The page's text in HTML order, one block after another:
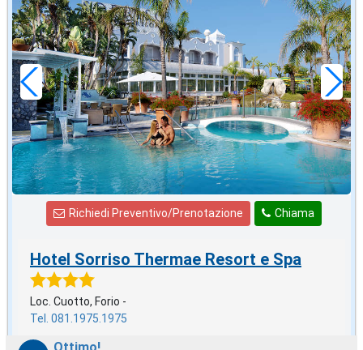
agosto
in offerta da
€87,00
a notte
Chiama
Richiedi Preventivo/Prenotazione
Hotel Sorriso Thermae Resort e Spa
Loc. Cuotto, Forio -
Tel. 081.1975.1975
Ottimo!